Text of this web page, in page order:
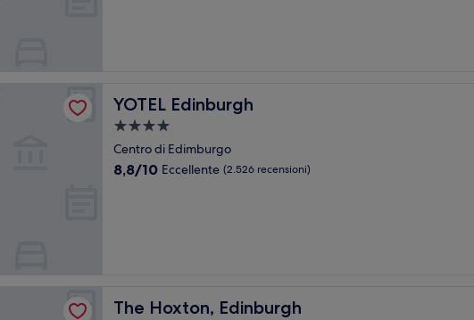
YOTEL Edinburgh
YOTEL Edinburgh
Struttura
a
4.0
Centro di Edimburgo
8.8
8,8/10 Eccellente (2.526 recensioni)
The Hoxton, Edinburgh
The Hoxton, Edinburgh